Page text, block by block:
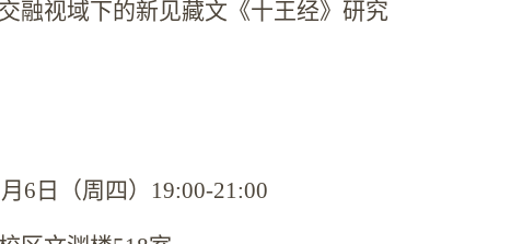
融视域下的新见藏文《十王经》研究
日（周四）19:00-21:00